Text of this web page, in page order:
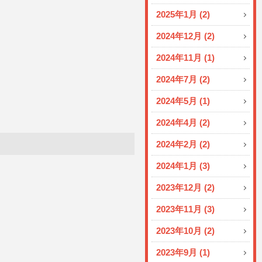
2025年1月 (2)
2024年12月 (2)
2024年11月 (1)
2024年7月 (2)
2024年5月 (1)
2024年4月 (2)
2024年2月 (2)
2024年1月 (3)
2023年12月 (2)
2023年11月 (3)
2023年10月 (2)
2023年9月 (1)